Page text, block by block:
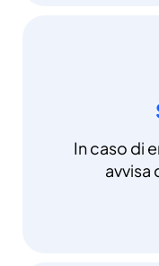
In caso di
avvisa